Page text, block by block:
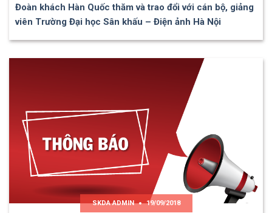
Đoàn khách Hàn Quốc thăm và trao đổi với cán bộ, giảng
viên Trường Đại học Sân khấu – Điện ảnh Hà Nội
SKDA ADMIN 19/09/2018